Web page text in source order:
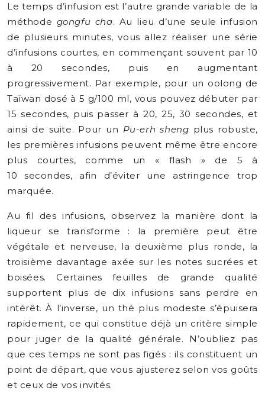
Le temps d’infusion est l’autre grande variable de la
méthode gongfu cha. Au lieu d’une seule infusion
de plusieurs minutes, vous allez réaliser une série
d’infusions courtes, en commençant souvent par 10
à 20 secondes, puis en augmentant
progressivement. Par exemple, pour un oolong de
Taïwan dosé à 5 g/100 ml, vous pouvez débuter par
15 secondes, puis passer à 20, 25, 30 secondes, et
ainsi de suite. Pour un Pu-erh sheng plus robuste,
les premières infusions peuvent même être encore
plus courtes, comme un « flash » de 5 à
10 secondes, afin d’éviter une astringence trop
marquée.
Au fil des infusions, observez la manière dont la
liqueur se transforme : la première peut être
végétale et nerveuse, la deuxième plus ronde, la
troisième davantage axée sur les notes sucrées et
boisées. Certaines feuilles de grande qualité
supportent plus de dix infusions sans perdre en
intérêt. À l’inverse, un thé plus modeste s’épuisera
rapidement, ce qui constitue déjà un critère simple
pour juger de la qualité générale. N’oubliez pas
que ces temps ne sont pas figés : ils constituent un
point de départ, que vous ajusterez selon vos goûts
et ceux de vos invités.